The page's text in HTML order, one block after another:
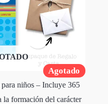
Agotado
niños – Incluye 365
la formación del carácter